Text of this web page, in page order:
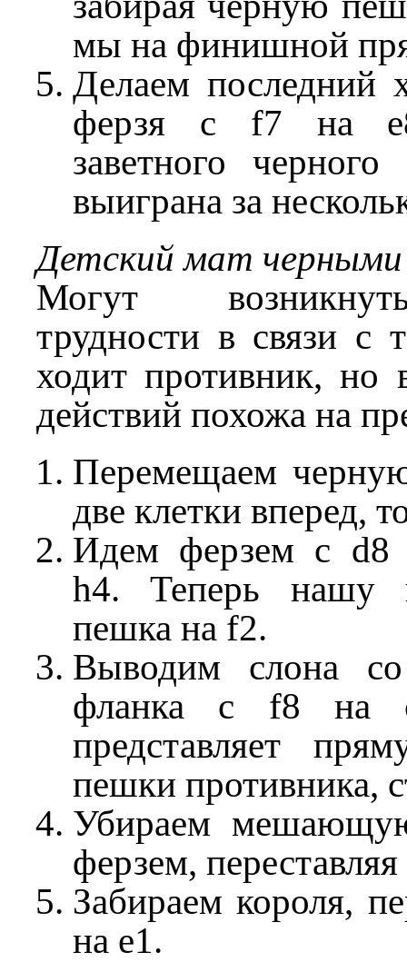
мы на финишной
Делаем последний
ферзя с f7 на
заветного
выиграна за
Детский мат черными
Могут
трудности в связи с
ходит противник, но
действий похожа на
Перемещаем
две клетки вперед,
Идем ферзем с d8
h4. Теперь нашу
пешка на f2.
Выводим слона со
фланка с f8 на
представляет
пешки противника,
Убираем
ферзем,
Забираем короля,
на е1.